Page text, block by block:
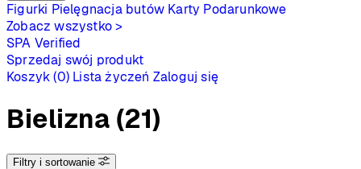
Figurki Pielęgnacja butów Karty Podarunkowe
Zobacz wszystko >
SPA Verified
Sprzedaj swój produkt
Koszyk (0) Lista życzeń Zaloguj się
Bielizna (21)
Filtry i sortowanie